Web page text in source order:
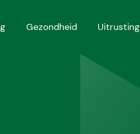
Gezondheid Uitrusting